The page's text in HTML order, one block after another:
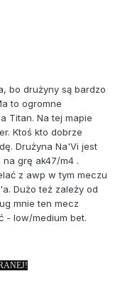
bo drużyny są bardzo
to ogromne
Titan. Na tej mapie
Ktoś kto dobrze
Drużyna Na'Vi jest
grę ak47/m4 .
z awp w tym meczu
Dużo też zależy od
mnie ten mecz
- low/medium bet.